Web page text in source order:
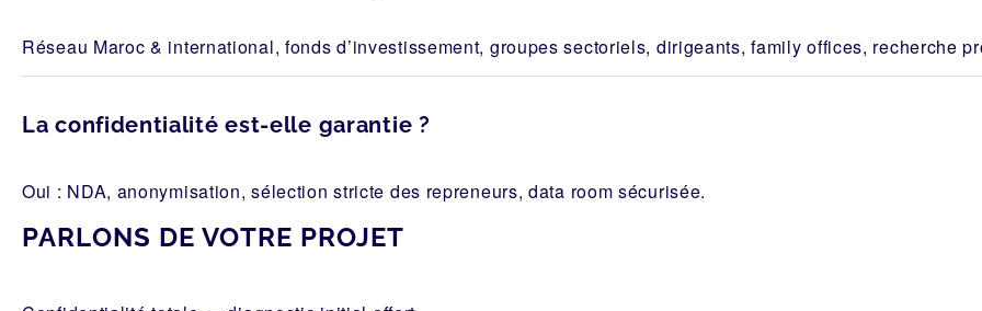
Réseau Maroc & international, fonds d’investissement, groupes sectoriels, dirigeants, family offices, recherche
La confidentialité est-elle garantie ?
Oui : NDA, anonymisation, sélection stricte des repreneurs, data room sécurisée.
PARLONS DE VOTRE PROJET